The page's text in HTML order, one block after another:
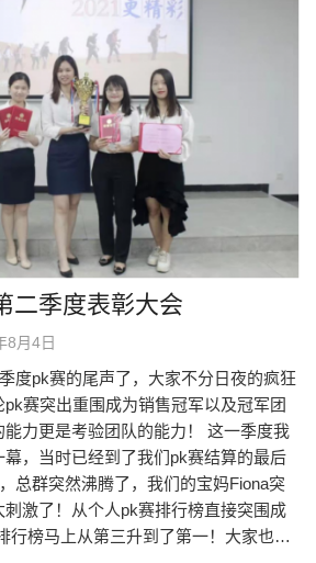
二季度表彰大会
8月4日
度pk赛的尾声了，大家不分日夜的疯狂
赛突出重围成为销售冠军以及冠军团
能力更是考验团队的能力！ 这一季度我
，当时已经到了我们pk赛结算的最后
总群突然沸腾了，我们的宝妈Fiona突
激了！从个人pk赛排行榜直接突围成
行榜马上从第三升到了第一！大家也…